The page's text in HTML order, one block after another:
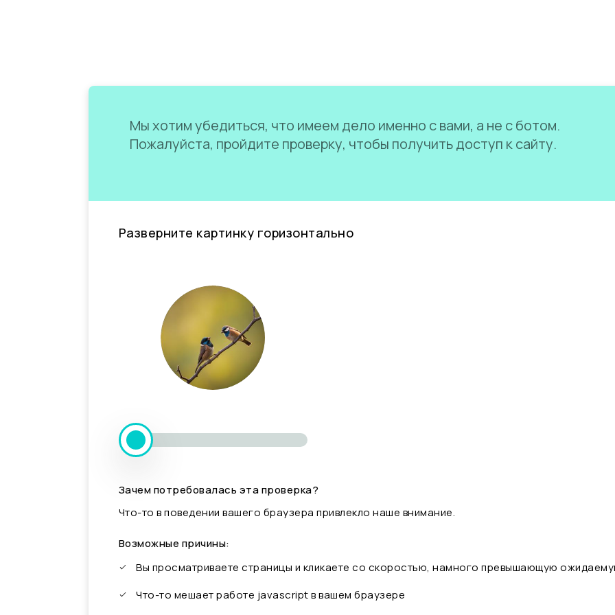
Мы хотим убедиться, что имеем дело именно с вами, а не с ботом.
Пожалуйста, пройдите проверку, чтобы получить доступ к сайту.
Разверните картинку горизонтально
Зачем потребовалась эта проверка?
Что-то в поведении вашего браузера привлекло наше внимание.
Возможные причины:
Вы просматриваете страницы и кликаете со скоростью, намного превышающую
Что-то мешает работе javascript в вашем браузере